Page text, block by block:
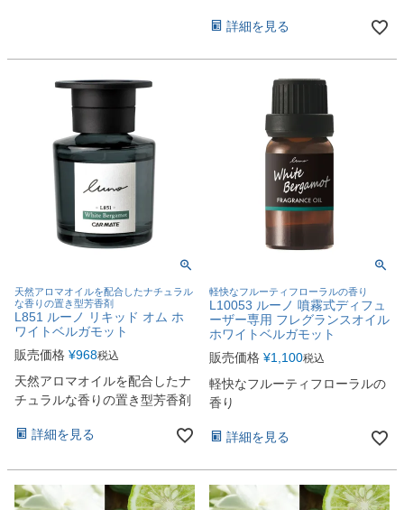
詳細を見る
天然アロマオイルを配合したナチュラル
な香りの置き型芳香剤
L851 ルーノ リキッド オム ホ
ワイトベルガモット
販売価格 ¥968税込
天然アロマオイルを配合したナ
チュラルな香りの置き型芳香剤
詳細を見る
軽快なフルーティフローラルの香り
L10053 ルーノ 噴霧式ディフュ
ーザー専用 フレグランスオイル
ホワイトベルガモット
販売価格 ¥1,100税込
軽快なフルーティフローラルの
香り
詳細を見る